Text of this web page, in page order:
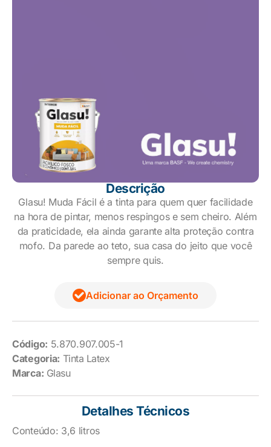
Descrição
Glasu! Muda Fácil é a tinta para quem quer facilidade
na hora de pintar, menos respingos e sem cheiro. Além
da praticidade, ela ainda garante alta proteção contra
mofo. Da parede ao teto, sua casa do jeito que você
sempre quis.
Adicionar ao Orçamento
Código: 5.870.907.005-1
Categoria: Tinta Latex
Marca: Glasu
Detalhes Técnicos
Conteúdo: 3,6 litros